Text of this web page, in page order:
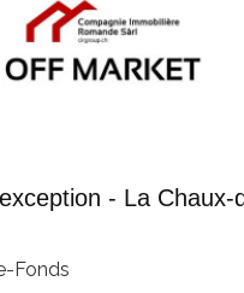
- La Chaux-
Fonds